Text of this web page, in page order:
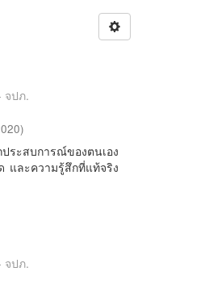
จปภ.
)
ระสบการณ์ของตนเอง
และความรู้สึกที่แท้จริง
จปภ.